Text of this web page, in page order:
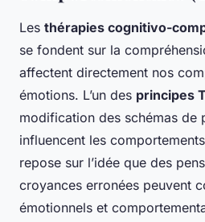
Les thérapies cognitivo-
se fondent sur la
affectent directement nos
émotions. L’un des principes
modification des schémas de
influencent les
repose sur l’idée que des
croyances erronées peuvent
émotionnels et